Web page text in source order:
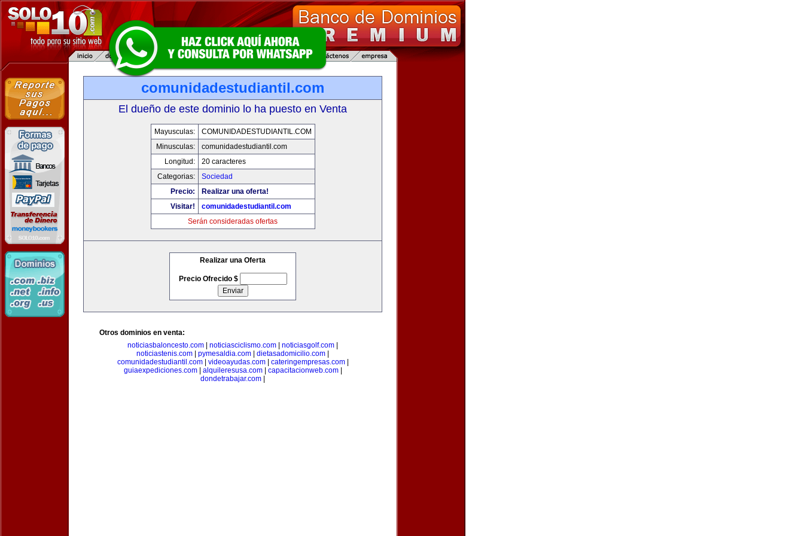
comunidadestudiantil.com
El dueño de este dominio lo ha puesto en Venta
Mayusculas:
COMUNIDADESTUDIANTIL.COM
Minusculas:
comunidadestudiantil.com
Longitud:
20 caracteres
Categorias:
Sociedad
Precio:
Realizar una oferta!
Visitar!
comunidadestudiantil.com
Serán consideradas ofertas
Realizar una Oferta
Precio Ofrecido $
Otros dominios en venta:
noticiasbaloncesto.com
noticiasciclismo.com noticiasgolf.com
noticiastenis.com
pymesaldia.com dietasadomicilio.com
comunidadestudiantil.com| videoayudas.com| cateringempresas.com|
guiaexpediciones.com| alquileresusa.com| capacitacionweb.com|
dondetrabajar.com